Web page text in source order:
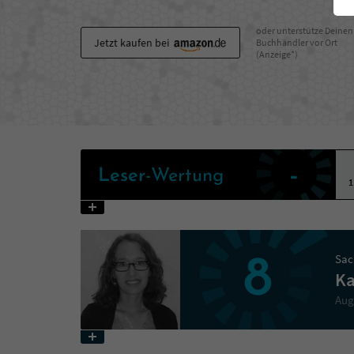
Jetzt kaufen bei
oder unterstütze Deinen
Buchhändler vor Ort
(Anzeige*)
Leser-Wertung -
1
8